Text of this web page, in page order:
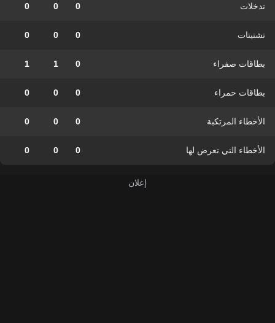
تدخلات 0
0
0
تشتيتات 0
0
0
بطاقات صفراء 0
1
1
بطاقات حمراء 0
0
0
الأخطاء المرتكبة 0
0
0
الأخطاء التي تعرض لها 0
0
0